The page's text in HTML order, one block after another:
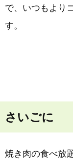
で、いつもより
す。
さいごに
焼き肉の食べ放